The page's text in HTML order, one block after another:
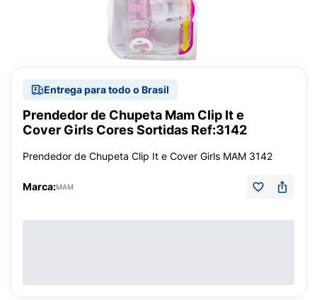
Entrega para todo o Brasil
Prendedor de Chupeta Mam Clip It e
Cover Girls Cores Sortidas Ref:3142
Prendedor de Chupeta Clip It e Cover Girls MAM 3142
Marca:MAM